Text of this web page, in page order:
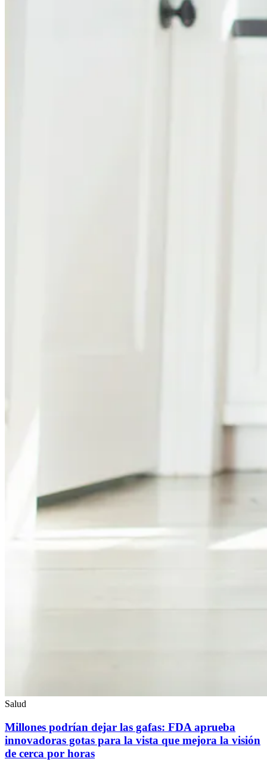
Salud
Millones podrían dejar las gafas: FDA aprueba
innovadoras gotas para la vista que mejora la visión
de cerca por horas